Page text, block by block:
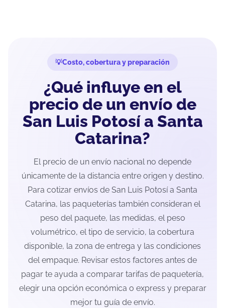
Costo, cobertura y preparación
¿Qué influye en el
precio de un envío de
San Luis Potosí a Santa
Catarina?
El precio de un envío nacional no depende
únicamente de la distancia entre origen y destino.
Para cotizar envíos de San Luis Potosí a Santa
Catarina, las paqueterías también consideran el
peso del paquete, las medidas, el peso
volumétrico, el tipo de servicio, la cobertura
disponible, la zona de entrega y las condiciones
del empaque. Revisar estos factores antes de
pagar te ayuda a comparar tarifas de paquetería,
elegir una opción económica o express y preparar
mejor tu guía de envío.